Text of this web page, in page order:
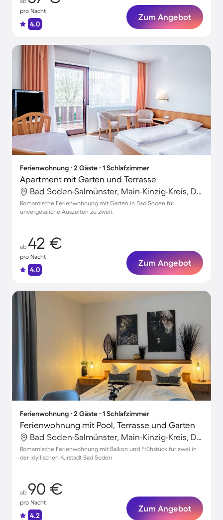
pro Nacht
4.0
Zum Angebot
Ferienwohnung ∙ 2 Gäste ∙ 1 Schlafzimmer
Apartment mit Garten und Terrasse
Bad Soden-Salmünster, Main-Kinzig-Kreis, Deutschland
Romantische Ferienwohnung mit Garten in Bad Soden für
unvergessliche Auszeiten zu zweit
ab 42 €
pro Nacht
4.0
Zum Angebot
Ferienwohnung ∙ 2 Gäste ∙ 1 Schlafzimmer
Ferienwohnung mit Pool, Terrasse und Garten
Bad Soden-Salmünster, Main-Kinzig-Kreis, Deutschland
Romantische Ferienwohnung mit Balkon und Frühstück für zwei in
der idyllischen Kurstadt Bad Soden
ab 90 €
pro Nacht
4.2
Zum Angebot